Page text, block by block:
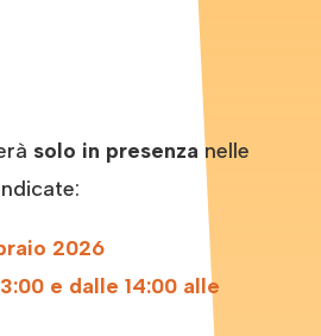
solo in presenza nelle
2026
e dalle 14:00 alle